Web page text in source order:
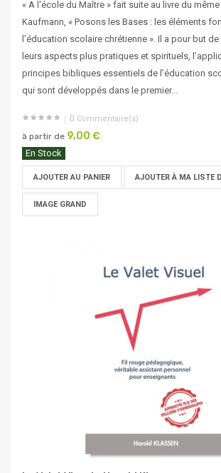
« A l'école du Maître » fait suite au livre du
Kaufmann, « Posons les Bases : les éléments
l’éducation scolaire chrétienne ». Il a pour but
leurs aspects plus pratiques et spirituels,
principes bibliques essentiels de l’éducation
qui sont développés dans le premier...
0 Commentaire(s)
à partir de 9,00 €
En Stock
AJOUTER AU PANIER AJOUTER À MA LISTE
IMAGE GRAND